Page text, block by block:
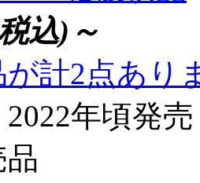
込)～
が計2点あり
年頃発売
品